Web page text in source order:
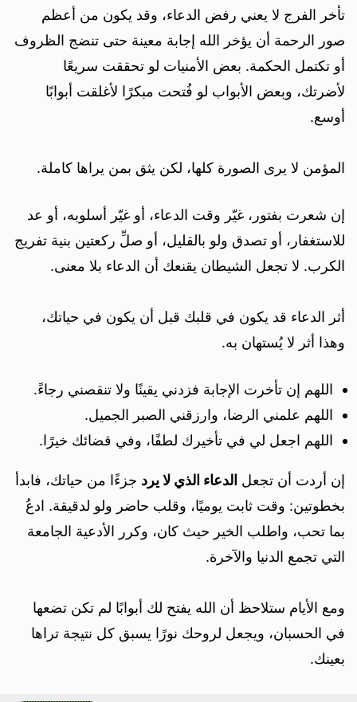
تأخر الفرج لا يعني رفض الدعاء، وقد يكون من أعظم
صور الرحمة أن يؤخر الله إجابة معينة حتى تنضج الظروف
أو تكتمل الحكمة. بعض الأمنيات لو تحققت سريعًا
لأضرتك، وبعض الأبواب لو فُتحت مبكرًا لأغلقت أبوابًا
أوسع.
المؤمن لا يرى الصورة كلها، لكن يثق بمن يراها كاملة.
إن شعرت بفتور، غيّر وقت الدعاء، أو غيّر أسلوبه، أو عد
للاستغفار، أو تصدق ولو بالقليل، أو صلِّ ركعتين بنية تفريج
الكرب. لا تجعل الشيطان يقنعك أن الدعاء بلا معنى.
أثر الدعاء قد يكون في قلبك قبل أن يكون في حياتك،
وهذا أثر لا يُستهان به.
اللهم إن تأخرت الإجابة فزدني يقينًا ولا تنقصني رجاءً.
اللهم علمني الرضا، وارزقني الصبر الجميل.
اللهم اجعل لي في تأخيرك لطفًا، وفي قضائك خيرًا.
إن أردت أن تجعل الدعاء الذي لا يرد جزءًا من حياتك، فابدأ
بخطوتين: وقت ثابت يوميًا، وقلب حاضر ولو لدقيقة. ادعُ
بما تحب، واطلب الخير حيث كان، وكرر الأدعية الجامعة
التي تجمع الدنيا والآخرة.
ومع الأيام ستلاحظ أن الله يفتح لك أبوابًا لم تكن تضعها
في الحسبان، ويجعل لروحك نورًا يسبق كل نتيجة تراها
بعينك.